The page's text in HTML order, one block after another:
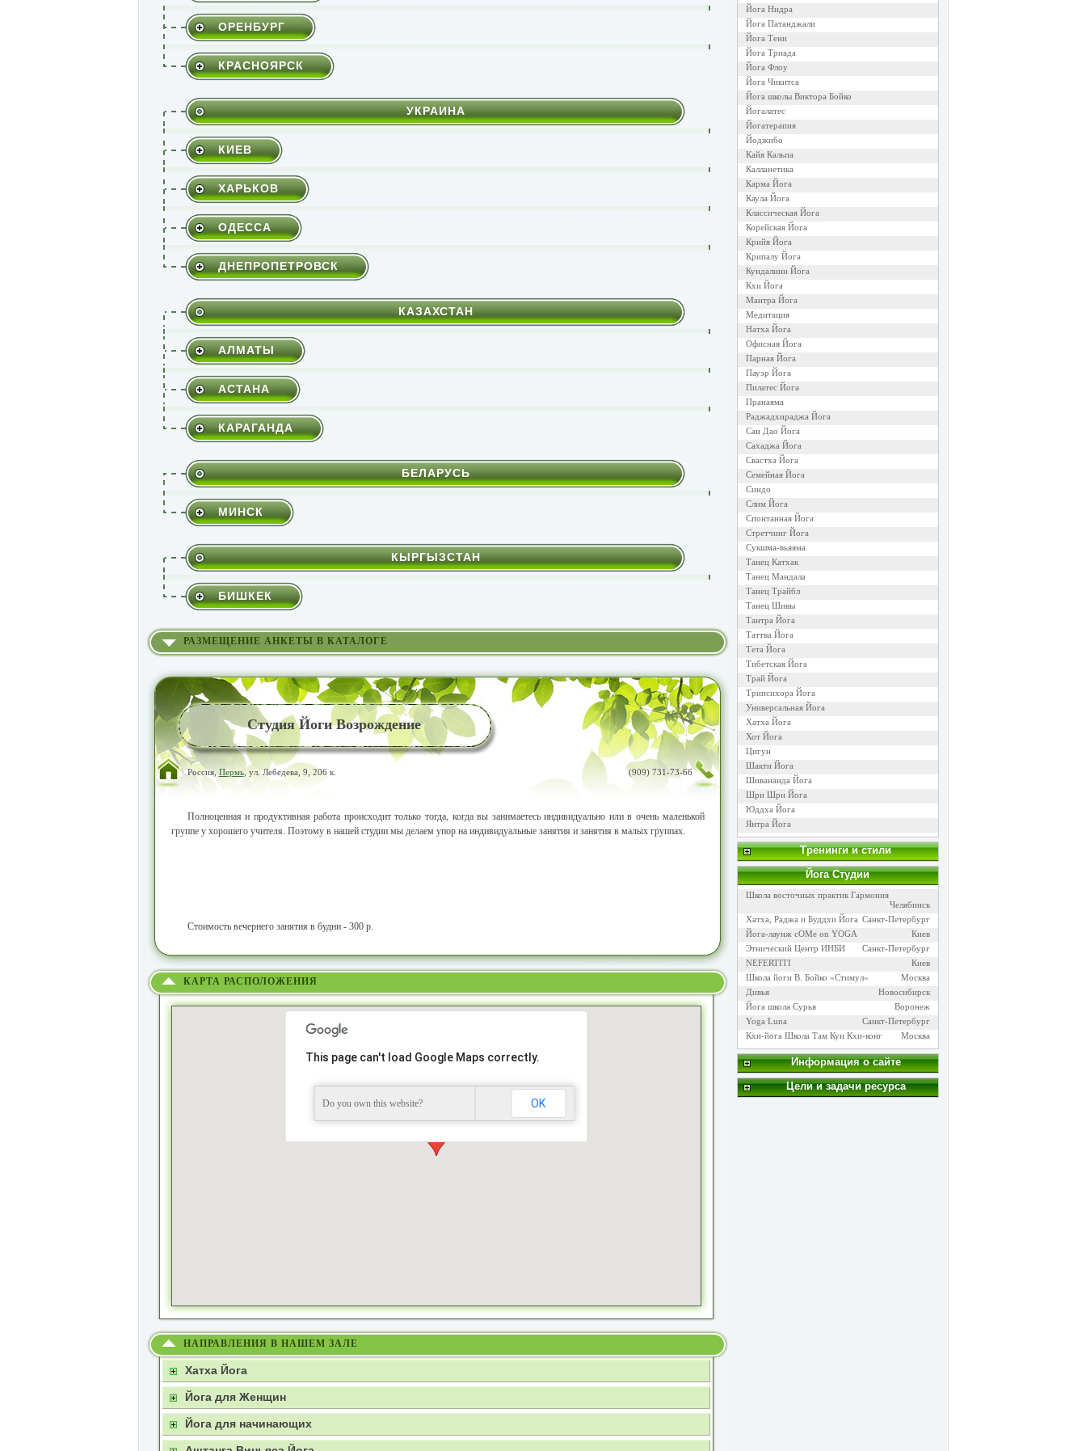
ОРЕНБУРГ
КРАСНОЯРСК
УКРАИНА
КИЕВ
ХАРЬКОВ
ОДЕССА
ДНЕПРОПЕТРОВСК
КАЗАХСТАН
АЛМАТЫ
АСТАНА
КАРАГАНДА
БЕЛАРУСЬ
МИНСК
КЫРГЫЗСТАН
БИШКЕК
РАЗМЕЩЕНИЕ АНКЕТЫ В КАТАЛОГЕ
Студия Йоги Возрождение
Россия, Пермь, ул. Лебедева, 9, 206 к. (909) 731-73-66
Полноценная и продуктивная работа происходит только тогда, когда вы занимаетесь индивидуально или в очень маленькой
группе у хорошего учителя. Поэтому в нашей студии мы делаем упор на индивидуальные занятия и занятия в малых группах.
Стоимость вечернего занятия в будни - 300 р.
КАРТА РАСПОЛОЖЕНИЯ
This page can't load Google Maps correctly.
Do you own this website? OK
НАПРАВЛЕНИЯ В НАШЕМ ЗАЛЕ
Хатха Йога
Йога для Женщин
Йога для начинающих
Йога Нидра
Йога Патанджали
Йога Тени
Йога Триада
Йога Флоу
Йога Чикитса
Йога школы Виктора Бойко
Йогалатес
Йогатерапия
Йоджибо
Кайя Кальпа
Калланетика
Карма Йога
Каула Йога
Классическая Йога
Корейская Йога
Крийя Йога
Крипалу Йога
Кундалини Йога
Кхи Йога
Мантра Йога
Медитация
Натха Йога
Офисная Йога
Парная Йога
Пауэр Йога
Пилатес Йога
Пранаяма
Раджадхираджа Йога
Сан Дао Йога
Сахаджа Йога
Свастха Йога
Семейная Йога
Синдо
Слим Йога
Спонтанная Йога
Стретчинг Йога
Сукшма-вьяяма
Танец Катхак
Танец Мандала
Танец Трайбл
Танец Шивы
Тантра Йога
Таттва Йога
Тета Йога
Тибетская Йога
Трай Йога
Трипсихора Йога
Универсальная Йога
Хатха Йога
Хот Йога
Цигун
Шакти Йога
Шивананда Йога
Шри Шри Йога
Юддха Йога
Янтра Йога
Тренинги и стили
Йога Cтудии
Школа восточных практик Гармония
Челябинск
Xатха, Раджа и Буддхи Йога Санкт-Петербург
Йога-лаунж cOMe on YOGA
Киев
Этнический Центр ИНБИ
Санкт-Петербург
NEFERTITI
Киев
Школа йоги В. Бойко «Стимул»
Москва
Дивья
Новосибирск
Йога школа Сурья
Воронеж
Yoga Luna
Санкт-Петербург
Кхи-йога Школа Там Куи Кхи-конг
Москва
Информация о сайте
Цели и задачи ресурса